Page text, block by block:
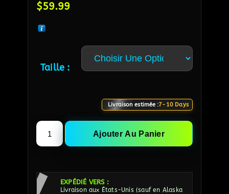
$59.99
Taille :
Livraison estimée :7-10 Days
Ajouter Au Panier
EXPÉDIÉ VERS :
Livraison aux États-Unis (sauf en Alaska